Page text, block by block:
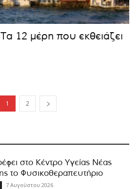
12 μέρη που εκθειάζει
1 2
στο Κέντρο Υγείας Νέας
το Φυσικοθεραπευτήριο
7 Αυγούστου 2026